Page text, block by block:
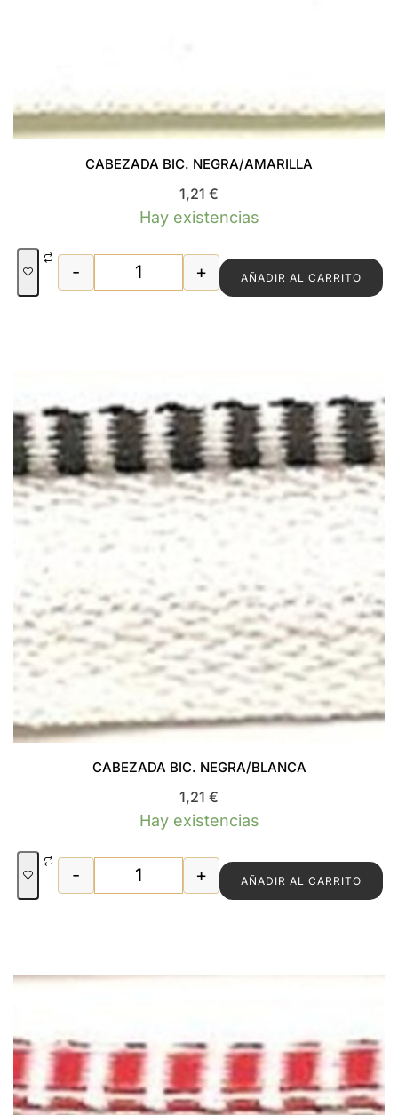
CABEZADA BIC. NEGRA/AMARILLA
1,21 €
Hay existencias
CABEZADA BIC. NEGRA/AMARILLA
- + AÑADIR AL CARRITO
CABEZADA BIC. NEGRA/BLANCA
1,21 €
Hay existencias
CABEZADA BIC. NEGRA/BLANCA
- + AÑADIR AL CARRITO